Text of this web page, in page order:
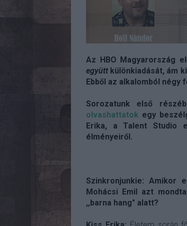
Az HBO Magyarország
együttkülönkiadását, ám
Ebből az alkalomból
Sorozatunk első
olvashattatok egy
Erika, a Talent Studio
élményeiről.
Szinkronjunkie: Amikor
Mohácsi Emil azt
,,barna hang" alatt?